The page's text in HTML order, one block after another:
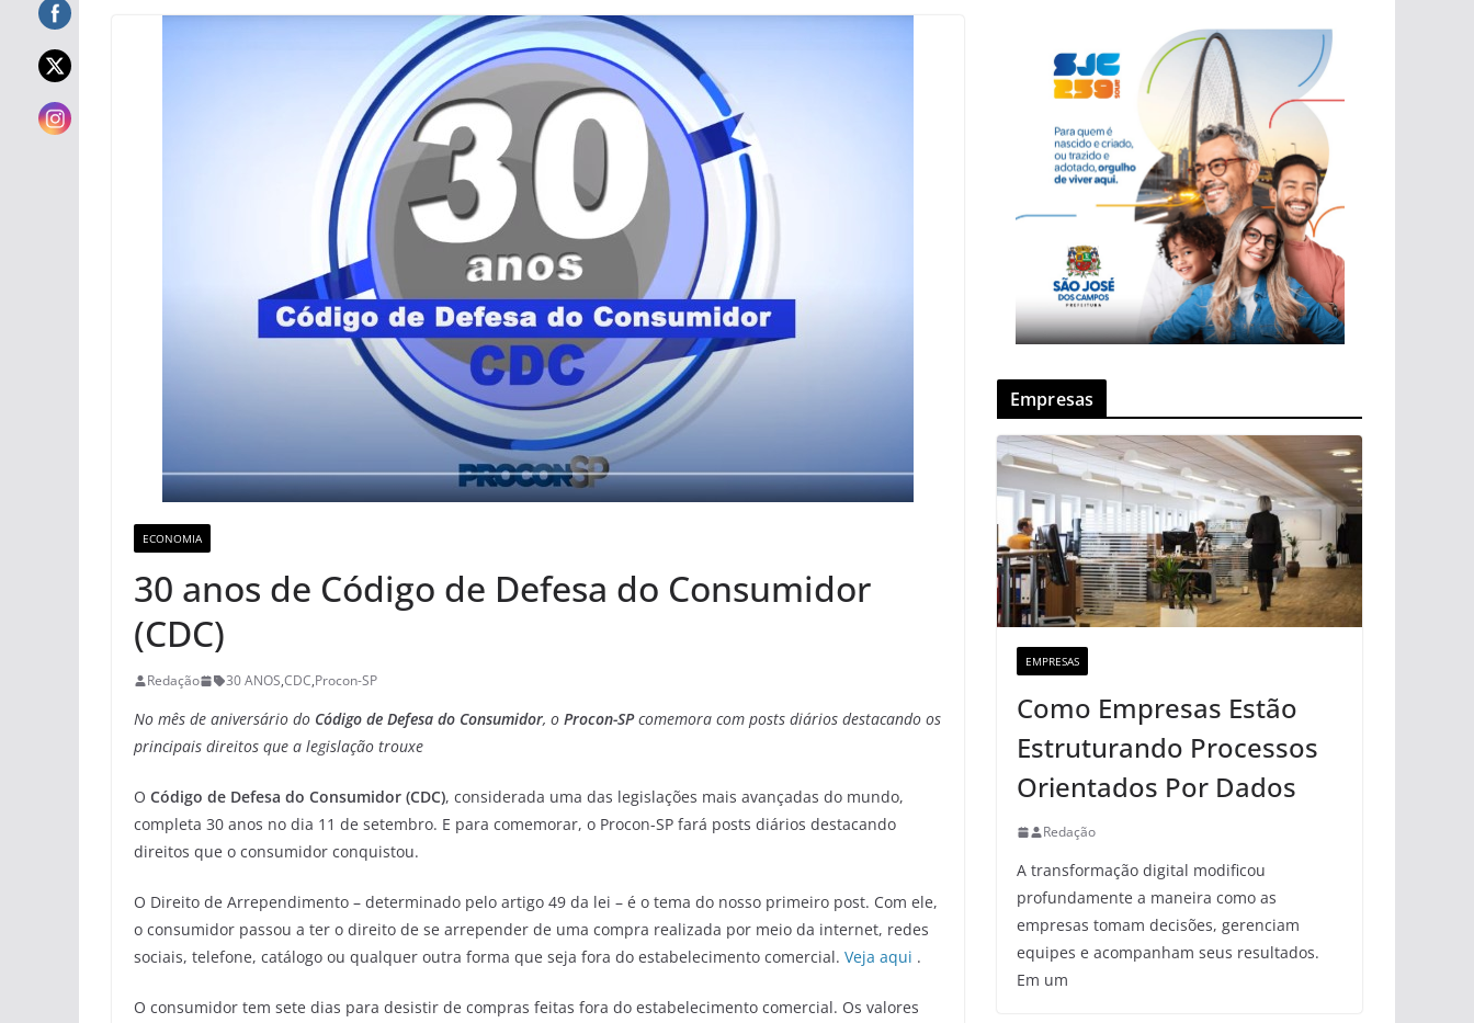
ECONOMIA
30 anos de Código de Defesa do Consumidor
(CDC)
Redação 30 ANOS,CDC,Procon-SP
No mês de aniversário do Código de Defesa do Consumidor, o Procon-SPcomemora com posts diários destacando os
principais direitos que a legislação trouxe
O Código de Defesa do Consumidor (CDC), considerada uma das legislações mais avançadas do mundo,
completa 30 anos no dia 11 de setembro. E para comemorar, o Procon-SP fará posts diários destacando
direitos que o consumidor conquistou.
O Direito de Arrependimento – determinado pelo artigo 49 da lei – é o tema do nosso primeiro post. Com ele,
o consumidor passou a ter o direito de se arrepender de uma compra realizada por meio da internet, redes
sociais, telefone, catálogo ou qualquer outra forma que seja fora do estabelecimento comercial. Veja aqui .
O consumidor tem sete dias para desistir de compras feitas fora do estabelecimento comercial. Os valores
Empresas
EMPRESAS
Como Empresas Estão
Estruturando Processos
Orientados Por Dados
Redação
A transformação digital modificou
profundamente a maneira como as
empresas tomam decisões, gerenciam
equipes e acompanham seus resultados.
Em um